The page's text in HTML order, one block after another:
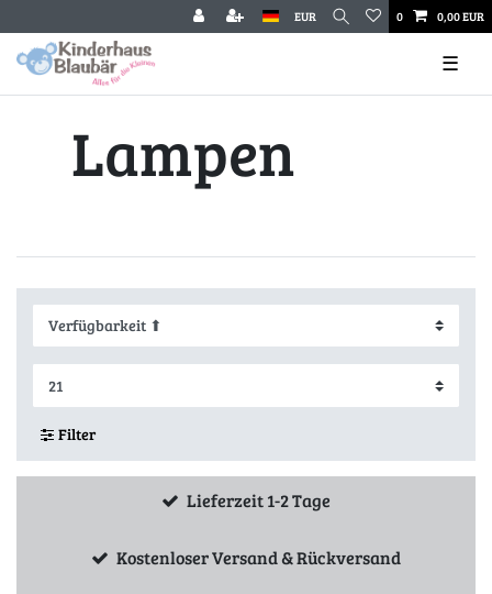
EUR 0 0,00 EUR
☰
Lampen
Filter
Lieferzeit 1-2 Tage
Kostenloser Versand & Rückversand